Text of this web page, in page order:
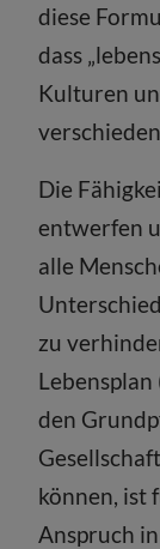
diese
dass
Kulturen
Die
entwerfen
alle
zu
den
können, ist
Anspruch